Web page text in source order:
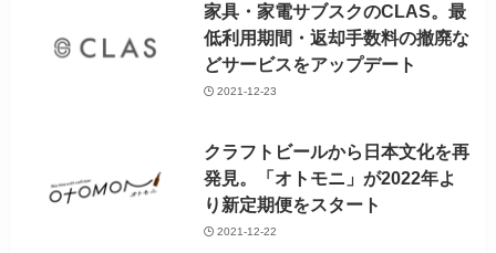
家具・家電サブスクのCLAS。最
低利用期間・返却手数料の撤廃な
どサービスをアップデート
2021-12-23
クラフトビールから日本文化を再
発見。「オトモニ」が2022年よ
り新定期便をスタート
2021-12-22